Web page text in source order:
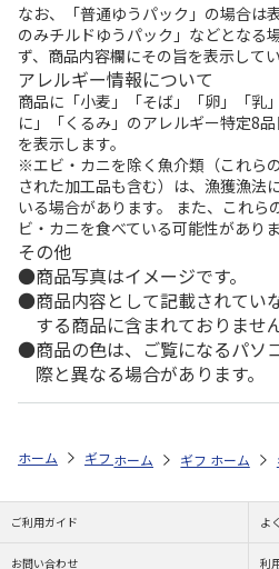
なお、「普通ゆうパック」の場合は
のみチルドゆうパック」などとなる
ず、商品内容欄にその旨を表示してい
アレルギー情報について
商品に「小麦」「そば」「卵」「乳
に」「くるみ」のアレルギー特定8
を表示します。
※エビ・カニを除く魚介類（これら
された加工品も含む）は、漁獲漁法
いる場合があります。 また、これら
ビ・カニを食べている可能性がありま
その他
商品写真はイメージです。
商品内容として記載されてい
する商品に含まれておりません
商品の色は、ご覧になるパソ
際と異なる場合があります。
ホーム ギフト通販 内祝い・お返し
ホーム ギフト通販
ホーム
ご利用ガイド よ
お問い合わせ 利